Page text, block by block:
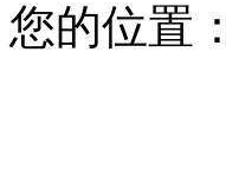
您的位置：